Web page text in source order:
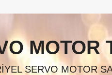
MOTOR
SERVO MOTOR